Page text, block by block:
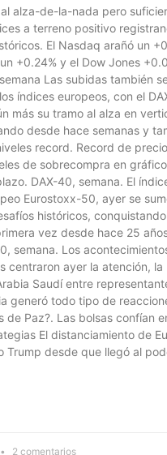
alza-de-la-nada pero
a terreno positivo
El Nasdaq arañó un
+0.24% y el Dow Jones
Las subidas también
índices europeos, con el
más su tramo al alza en
desde hace semanas y
record. Record de
de sobrecompra en
DAX-40, semana. El
Eurostoxx-50, ayer se
históricos,
vez desde hace 25
semana. Los
centraron ayer la atención, la
Saudí entre
generó todo tipo de
de Paz?. Las bolsas confían
El distanciamiento de
Trump desde que llegó al
2 comentarios